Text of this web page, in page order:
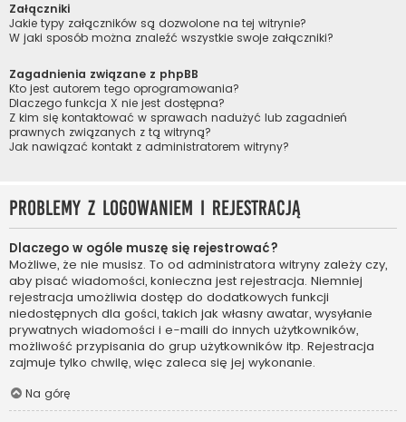
Załączniki
Jakie typy załączników są dozwolone na tej witrynie?
W jaki sposób można znaleźć wszystkie swoje załączniki?
Zagadnienia związane z phpBB
Kto jest autorem tego oprogramowania?
Dlaczego funkcja X nie jest dostępna?
Z kim się kontaktować w sprawach nadużyć lub zagadnień
prawnych związanych z tą witryną?
Jak nawiązać kontakt z administratorem witryny?
Problemy z logowaniem i rejestracją
Dlaczego w ogóle muszę się rejestrować?
Możliwe, że nie musisz. To od administratora witryny zależy czy,
aby pisać wiadomości, konieczna jest rejestracja. Niemniej
rejestracja umożliwia dostęp do dodatkowych funkcji
niedostępnych dla gości, takich jak własny awatar, wysyłanie
prywatnych wiadomości i e-maili do innych użytkowników,
możliwość przypisania do grup użytkowników itp. Rejestracja
zajmuje tylko chwilę, więc zaleca się jej wykonanie.
Na górę